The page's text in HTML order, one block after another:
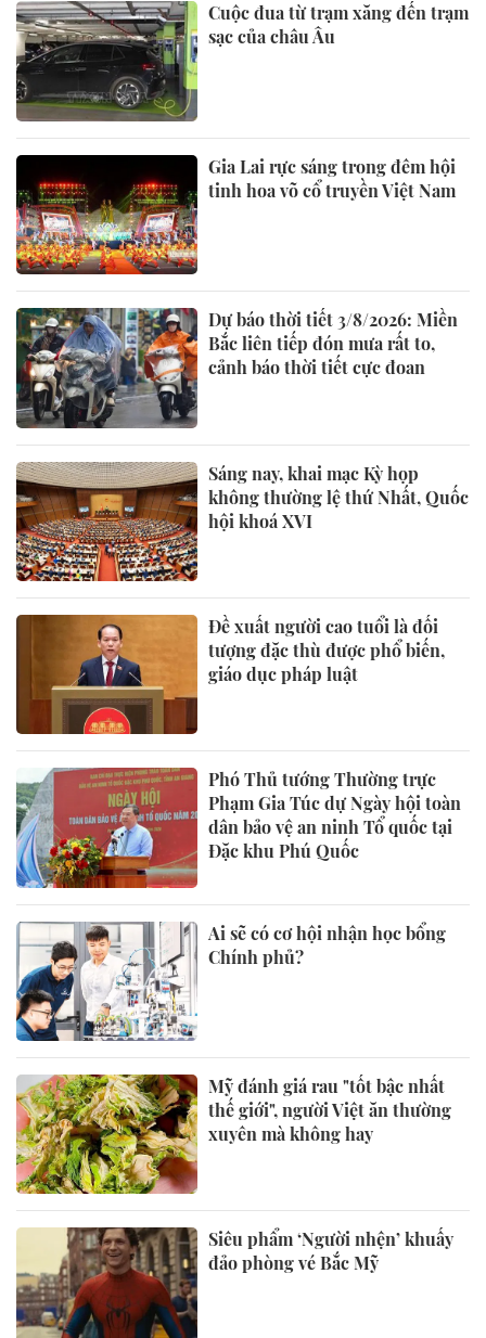
Cuộc đua từ trạm xăng đến trạm
sạc của châu Âu
Gia Lai rực sáng trong đêm hội
tinh hoa võ cổ truyền Việt Nam
Dự báo thời tiết 3/8/2026: Miền
Bắc liên tiếp đón mưa rất to,
cảnh báo thời tiết cực đoan
Sáng nay, khai mạc Kỳ họp
không thường lệ thứ Nhất, Quốc
hội khoá XVI
Đề xuất người cao tuổi là đối
tượng đặc thù được phổ biến,
giáo dục pháp luật
Phó Thủ tướng Thường trực
Phạm Gia Túc dự Ngày hội toàn
dân bảo vệ an ninh Tổ quốc tại
Đặc khu Phú Quốc
Ai sẽ có cơ hội nhận học bổng
Chính phủ?
Mỹ đánh giá rau "tốt bậc nhất
thế giới", người Việt ăn thường
xuyên mà không hay
Siêu phẩm ‘Người nhện’ khuấy
đảo phòng vé Bắc Mỹ